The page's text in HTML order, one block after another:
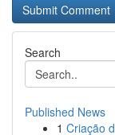
Search
Published News
1 Criação